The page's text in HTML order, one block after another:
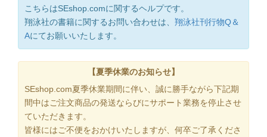
こちらはSEshop.comに関するヘルプです。
翔泳社の書籍に関するお問い合わせは、 翔泳社刊行物Q＆
Aにてお願いいたします。
【夏季休業のお知らせ】
SEshop.com夏季休業期間に伴い、誠に勝手ながら下記期
間中はご注文商品の発送ならびにサポート業務を停止させ
ていただきます。
皆様にはご不便をおかけいたしますが、何卒ご了承くださ